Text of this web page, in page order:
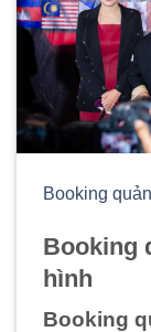
Booking
Booking
hình
Booking